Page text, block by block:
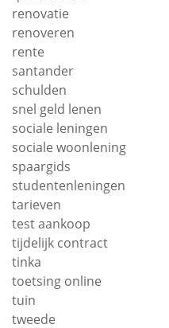
renovatie
renoveren
rente
santander
schulden
snel geld lenen
sociale leningen
sociale woonlening
spaargids
studentenleningen
tarieven
test aankoop
tijdelijk contract
tinka
toetsing online
tuin
tweede